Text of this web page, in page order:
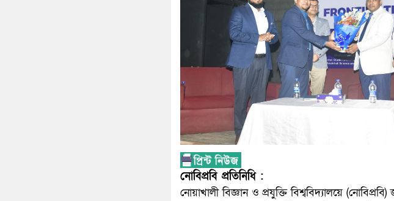
নোবিপ্রবি প্রতিনিধি :
নোয়াখালী বিজ্ঞান ও প্রযুক্তি বিশ্ববিদ্যালয়ে